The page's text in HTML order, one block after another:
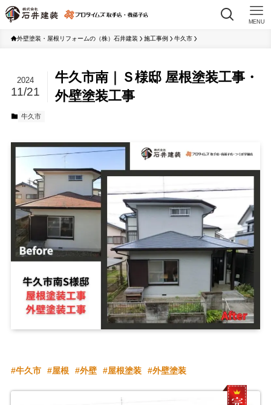
MENU
外壁塗装・屋根リフォームの（株）石井建装 施工事例 牛久市
牛久市南｜Ｓ様邸 屋根塗装工事・
外壁塗装工事
2024
11/21
牛久市
牛久市 屋根 外壁 屋根塗装 外壁塗装